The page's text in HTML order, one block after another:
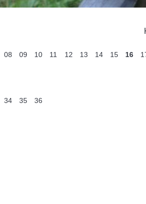
08 09 10 11 12 13 14 15 16
34 35 36